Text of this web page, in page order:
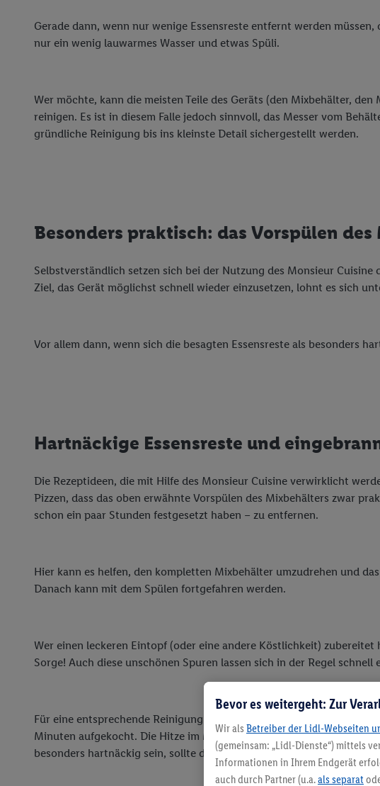
Gerade dann, wenn nur wenige Essensreste entfernt werden
nur ein wenig lauwarmes Wasser und etwas Spüli.
Wer möchte, kann die meisten Teile des Geräts (den Mixbehälter,
reinigen. Es ist in diesem Falle jedoch sinnvoll, das Messer vom
gründliche Reinigung bis ins kleinste Detail sichergestellt werden.
Besonders praktisch: das Vorspülen
Selbstverständlich setzen sich bei der Nutzung des Monsieur
Ziel, das Gerät möglichst schnell wieder einzusetzen, lohnt es sich
Vor allem dann, wenn sich die besagten Essensreste als besonders
Hartnäckige Essensreste und
Die Rezeptideen, die mit Hilfe des Monsieur Cuisine verwirklicht
Pizzen, dass das oben erwähnte Vorspülen des Mixbehälters zwar
schon ein paar Stunden festgesetzt haben – zu entfernen.
Hier kann es helfen, den kompletten Mixbehälter umzudrehen und
Danach kann mit dem Spülen fortgefahren werden.
Wer einen leckeren Eintopf (oder eine andere Köstlichkeit)
Sorge! Auch diese unschönen Spuren lassen sich in der Regel schnell
Für eine entsprechende Reinigung braucht es lediglich heißes
Minuten aufgekocht. Die Hitze im Mix mit dem Reiniger sorgt in der
besonders hartnäckig sein, sollte das Procedere noch einmal
Bevor es weitergeht: Zur
Wir als Betreiber der Lidl-Webseiten
(gemeinsam: „Lidl-Dienste“) mittels
Informationen in Ihrem Endgerät
auch durch Partner (u.a.als separat